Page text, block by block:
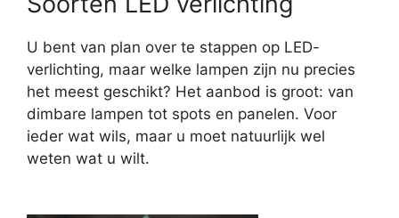
U bent van plan over te stappen op LED-
verlichting, maar welke lampen zijn nu precies
het meest geschikt? Het aanbod is groot: van
dimbare lampen tot spots en panelen. Voor
ieder wat wils, maar u moet natuurlijk wel
weten wat u wilt.